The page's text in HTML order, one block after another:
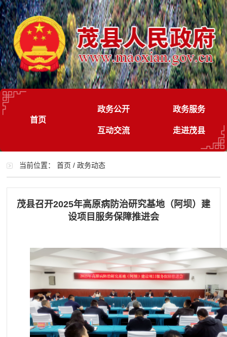
首页
政务公开 政务服务
互动交流 走进茂县
当前位置：首页 /政务动态
茂县召开2025年高原病防治研究基地（阿坝）建
设项目服务保障推进会